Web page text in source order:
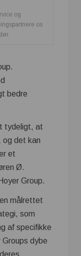
og
os
bedre
tydeligt, at
og det kan
et
Ø.
Group.
målrettet
som
af specifikke
Groups dybe